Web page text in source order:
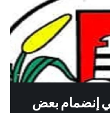
إنضمام بعض